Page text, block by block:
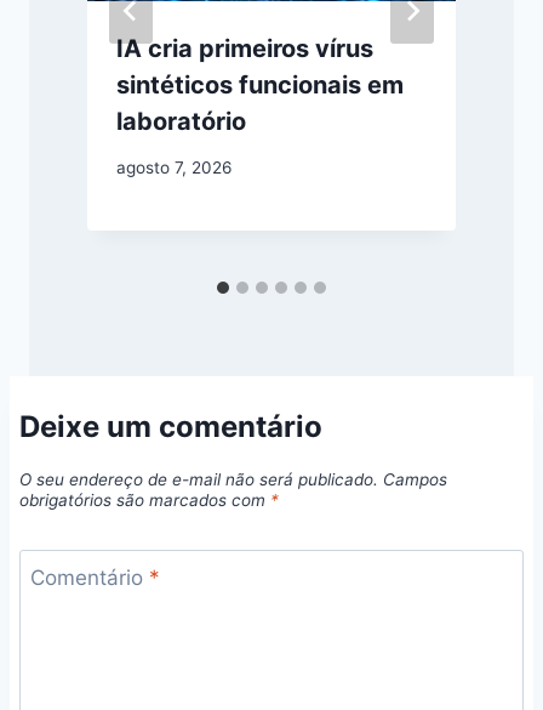
IA cria primeiros vírus
sintéticos funcionais em
laboratório
agosto 7, 2026
Deixe um comentário
O seu endereço de e-mail não será publicado. Campos
obrigatórios são marcados com *
Comentário *